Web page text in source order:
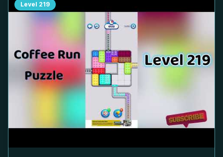
Level 219